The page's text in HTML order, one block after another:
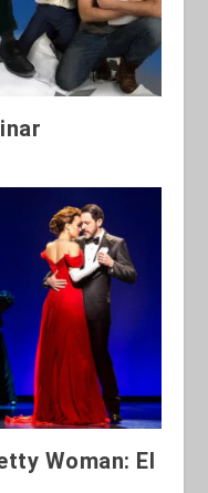
Woman: El